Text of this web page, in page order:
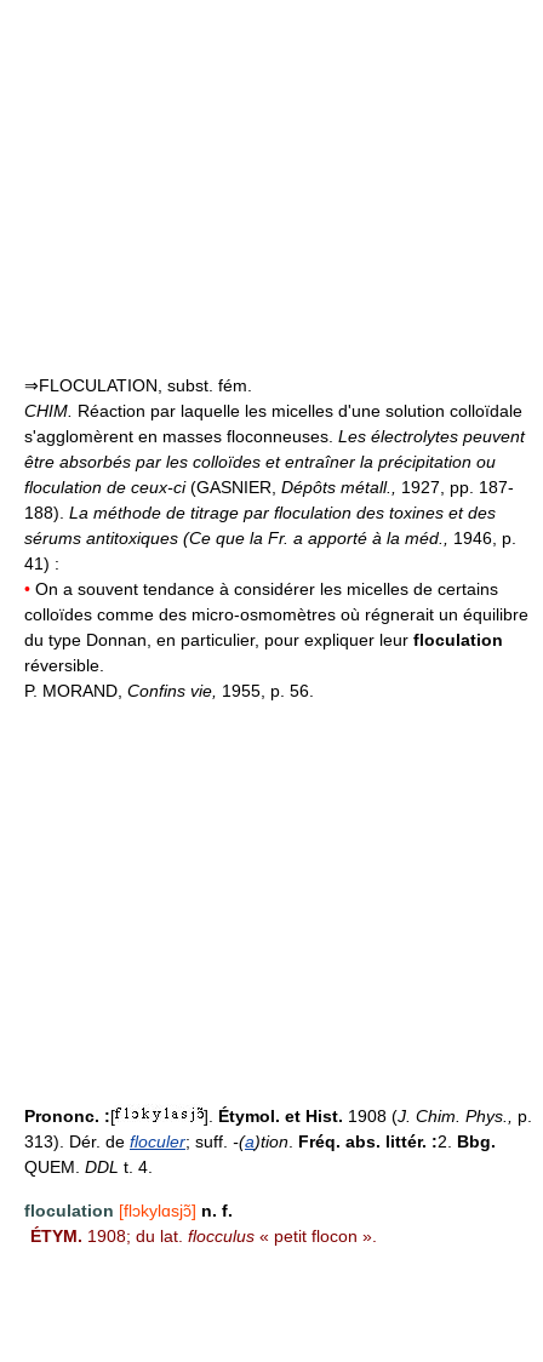
⇒FLOCULATION, subst. fém.
CHIM. Réaction par laquelle les micelles d'une solution colloïdale
s'agglomèrent en masses floconneuses. Les électrolytes peuvent
être absorbés par les colloïdes et entraîner la précipitation ou
floculation de ceux-ci(GASNIER, Dépôts métall., 1927, pp. 187-
188). La méthode de titrage par floculation des toxines et des
sérums antitoxiques (Ce que la Fr. a apporté à la méd.
1946, p.
41) :
• On a souvent tendance à considérer les micelles de certains
colloïdes comme des micro-osmomètres où régnerait un équilibre
du type Donnan, en particulier, pour expliquer leur floculation
réversible.
P. MORAND, Confins vie, 1955, p. 56.
Prononc. :[ ]. Étymol. et Hist. 1908 (J. Chim. Phys.,
p.
313). Dér. de floculer; suff. -(a)tion Fréq. abs. littér. :2. Bbg.
QUEM. DDL t. 4.
floculation [flɔkylɑsjɔ̃] n. f.
ÉTYM. 1908; du lat. flocculus « petit flocon ».